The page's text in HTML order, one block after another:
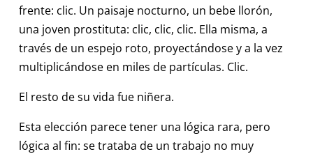
frente: clic. Un paisaje nocturno, un bebe llorón,
una joven prostituta: clic, clic, clic. Ella misma, a
través de un espejo roto, proyectándose y a la vez
multiplicándose en miles de partículas. Clic.
El resto de su vida fue niñera.
Esta elección parece tener una lógica rara, pero
lógica al fin: se trataba de un trabajo no muy